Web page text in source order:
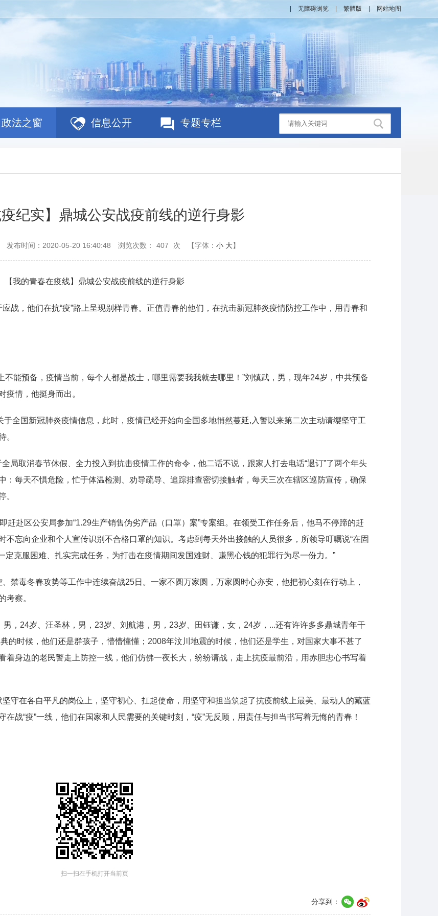
无障碍浏览 繁體版 网站地图
政法之窗 信息公开 专题专栏
疫纪实】鼎城公安战疫前线的逆行身影
发布时间：2020-05-20 16:40:48 浏览次数： 407 次 【字体： 小 大】
【我的青春在疫线】鼎城公安战疫前线的逆行身影
，他们在抗“疫”路上呈现别样青春。正值青春的他们，在抗击新冠肺炎疫情防控工作中，用青春和
能预备，疫情当前，每个人都是战士，哪里需要我我就去哪里！”刘镇武，男，现年24岁，中共预备
疫情，他挺身而出。
全国新冠肺炎疫情信息，此时，疫情已经开始向全国多地悄然蔓延,入警以来第二次主动请缨坚守工
。
取消春节休假、全力投入到抗击疫情工作的命令，他二话不说，跟家人打去电话“退订”了两个年头
：每天不惧危险，忙于体温检测、劝导疏导、追踪排查密切接触者，每天三次在辖区巡防宣传，确保
。
赴区公安局参加“1.29生产销售伪劣产品（口罩）案”专案组。在领受工作任务后，他马不停蹄的赶
忘向企业和个人宣传识别不合格口罩的知识。考虑到每天外出接触的人员很多，所领导叮嘱说“在固
定克服困难、扎实完成任务，为打击在疫情期间发国难财、赚黑心钱的犯罪行为尽一份力。”
毒冬春攻势等工作中连续奋战25日。一家不圆万家圆，万家圆时心亦安，他把初心刻在行动上，
考察。
24岁、汪圣林，男，23岁、刘航港，男，23岁、田钰谦，女，24岁，...还有许许多多鼎城青年干
的时候，他们还是群孩子，懵懵懂懂；2008年汶川地震的时候，他们还是学生，对国家大事不甚了
着身边的老民警走上防控一线，他们仿佛一夜长大，纷纷请战，走上抗疫最前沿，用赤胆忠心书写着
在各自平凡的岗位上，坚守初心、扛起使命，用坚守和担当筑起了抗疫前线上最美、最动人的藏蓝
战“疫”一线，他们在国家和人民需要的关键时刻，“疫”无反顾，用责任与担当书写着无悔的青春！
扫一扫在手机打开当前页
分享到：